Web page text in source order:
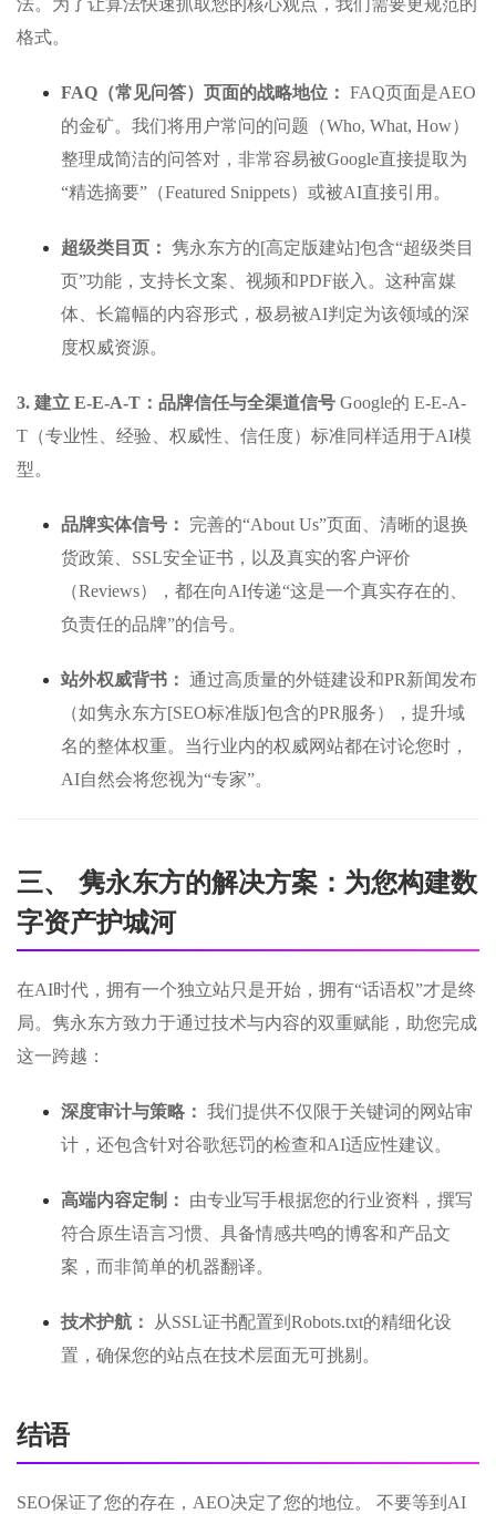
法。为了让算法快速抓取您的核心观点，我们需要更规范的
格式。
FAQ（常见问答）页面的战略地位： FAQ页面是AEO
的金矿。我们将用户常问的问题（Who, What, How）
整理成简洁的问答对，非常容易被Google直接提取为
“精选摘要”（Featured Snippets）或被AI直接引用。
超级类目页： 隽永东方的[高定版建站]包含“超级类目
页”功能，支持长文案、视频和PDF嵌入。这种富媒
体、长篇幅的内容形式，极易被AI判定为该领域的深
度权威资源。
3. 建立 E-E-A-T：品牌信任与全渠道信号 Google的 E-E-A-
T（专业性、经验、权威性、信任度）标准同样适用于AI模
型。
品牌实体信号：
完善的“About Us”页面、清晰的退换
货政策、SSL安全证书，以及真实的客户评价
（Reviews），都在向AI传递“这是一个真实存在的、
负责任的品牌”的信号。
站外权威背书： 通过高质量的外链建设和PR新闻发布
（如隽永东方[SEO标准版]包含的PR服务），提升域
名的整体权重。当行业内的权威网站都在讨论您时，
AI自然会将您视为“专家”。
三、 隽永东方的解决方案：为您构建数
字资产护城河
在AI时代，拥有一个独立站只是开始，拥有“话语权”才是终
局。隽永东方致力于通过技术与内容的双重赋能，助您完成
这一跨越：
深度审计与策略： 我们提供不仅限于关键词的网站审
计，还包含针对谷歌惩罚的检查和AI适应性建议。
高端内容定制：
由专业写手根据您的行业资料，撰写
符合原生语言习惯、具备情感共鸣的博客和产品文
案，而非简单的机器翻译。
技术护航：
从SSL证书配置到Robots.txt的精细化设
置，确保您的站点在技术层面无可挑剔。
结语
SEO保证了您的存在，AEO决定了您的地位。 不要等到AI